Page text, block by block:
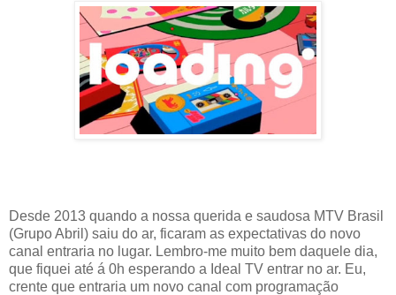
Desde 2013 quando a nossa querida e saudosa MTV Brasil
(Grupo Abril) saiu do ar, ficaram as expectativas do novo
canal entraria no lugar. Lembro-me muito bem daquele dia,
que fiquei até á 0h esperando a Ideal TV entrar no ar. Eu,
crente que entraria um novo canal com programação